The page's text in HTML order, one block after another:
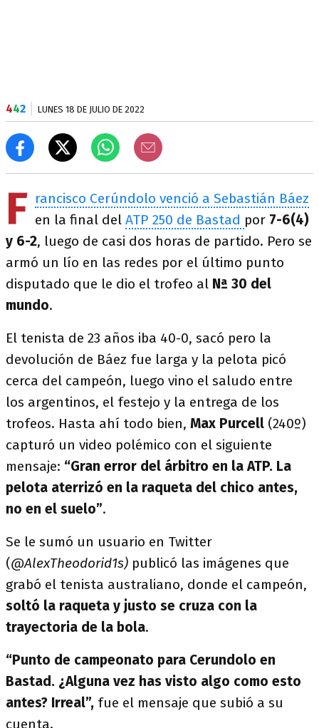
442 LUNES 18 DE JULIO DE 2022
F rancisco Cerúndolo venció a Sebastián Báez
en la final del ATP 250 de Bastad por 7-6(4)
y 6-2, luego de casi dos horas de partido. Pero se
armó un lío en las redes por el último punto
disputado que le dio el trofeo al Nª 30 del
mundo.
El tenista de 23 años iba 40-0, sacó pero la
devolución de Báez fue larga y la pelota picó
cerca del campeón, luego vino el saludo entre
los argentinos, el festejo y la entrega de los
trofeos. Hasta ahí todo bien, Max Purcell (240º)
capturó un video polémico con el siguiente
mensaje: “Gran error del árbitro en la ATP. La
pelota aterrizó en la raqueta del chico antes,
no en el suelo”.
Se le sumó un usuario en Twitter
(@AlexTheodorid1s) publicó las imágenes que
grabó el tenista australiano, donde el campeón,
soltó la raqueta y justo se cruza con la
trayectoria de la bola.
“Punto de campeonato para Cerundolo en
Bastad. ¿Alguna vez has visto algo como esto
antes? Irreal”, fue el mensaje que subió a su
cuenta.